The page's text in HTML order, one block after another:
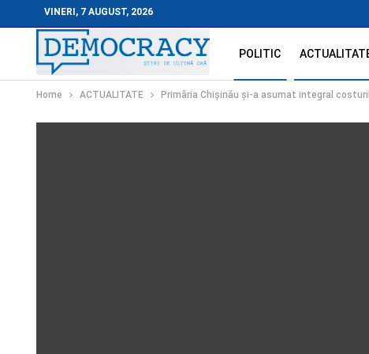
VINERI, 7 AUGUST, 2026
POLITIC
Home ACTUALITATE Primăria Chișinău și-a asumat integral